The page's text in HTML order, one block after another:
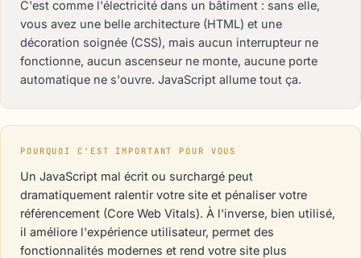
C'est comme l'électricité dans un bâtiment : sans elle,
vous avez une belle architecture (HTML) et une
décoration soignée (CSS), mais aucun interrupteur ne
fonctionne, aucun ascenseur ne monte, aucune porte
automatique ne s'ouvre. JavaScript allume tout ça.
POURQUOI C'EST IMPORTANT POUR VOUS
Un JavaScript mal écrit ou surchargé peut
dramatiquement ralentir votre site et pénaliser votre
référencement (Core Web Vitals). À l'inverse, bien utilisé,
il améliore l'expérience utilisateur, permet des
fonctionnalités modernes et rend votre site plus